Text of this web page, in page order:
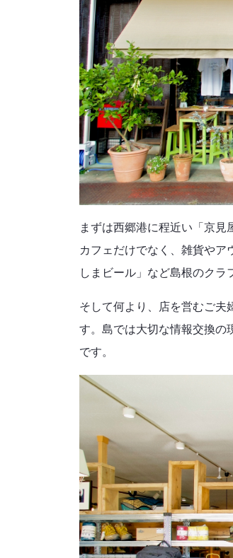
まずは西郷港に程近い「京見
カフェだけでなく、雑貨やア
しまビール」など島根のクラ
そして何より、店を営むご夫
す。島では大切な情報交換の
です。